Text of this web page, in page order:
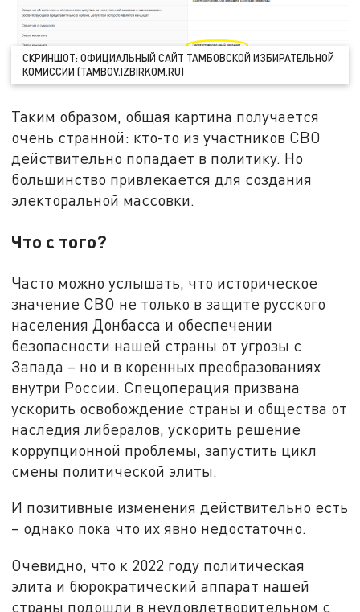
СКРИНШОТ: ОФИЦИАЛЬНЫЙ САЙТ ТАМБОВСКОЙ ИЗБИРАТЕЛЬНОЙ
КОМИССИИ (TAMBOV.IZBIRKOM.RU)
Таким образом, общая картина получается
очень странной: кто-то из участников СВО
действительно попадает в политику. Но
большинство привлекается для создания
электоральной массовки.
Что с того?
Часто можно услышать, что историческое
значение СВО не только в защите русского
населения Донбасса и обеспечении
безопасности нашей страны от угрозы с
Запада – но и в коренных преобразованиях
внутри России. Спецоперация призвана
ускорить освобождение страны и общества от
наследия либералов, ускорить решение
коррупционной проблемы, запустить цикл
смены политической элиты.
И позитивные изменения действительно есть
– однако пока что их явно недостаточно.
Очевидно, что к 2022 году политическая
элита и бюрократический аппарат нашей
страны подошли в неудовлетворительном с